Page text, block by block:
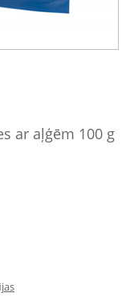
ar aļģēm 100 g